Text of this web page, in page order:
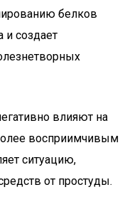
белков
и создает
влияют на
восприимчивым
ситуацию,
от простуды.